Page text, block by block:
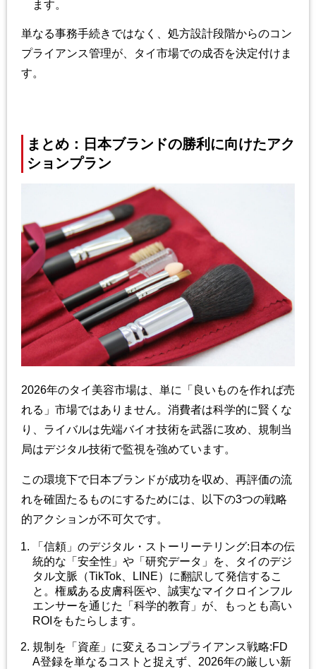
ます。
単なる事務手続きではなく、処方設計段階からのコン
プライアンス管理が、タイ市場での成否を決定付けま
す。
まとめ：日本ブランドの勝利に向けたアク
ションプラン
2026年のタイ美容市場は、単に「良いものを作れば売
れる」市場ではありません。消費者は科学的に賢くな
り、ライバルは先端バイオ技術を武器に攻め、規制当
局はデジタル技術で監視を強めています。
この環境下で日本ブランドが成功を収め、再評価の流
れを確固たるものにするためには、以下の3つの戦略
的アクションが不可欠です。
「信頼」のデジタル ・ストーリーテリング: 日本の伝
統的な「安全性」や「研究データ」を、タイのデジ
タル文脈（TikTok LINE）に翻訳して発信するこ
と。権威ある皮膚科医や、誠実なマイクロインフル
エンサーを通じた「科学的教育」が、もっとも高い
ROI をもたらします。
規制を「資産」に変えるコンプライアンス戦略:FD
A登録を単なるコストと捉えず、 2026年の厳しい新